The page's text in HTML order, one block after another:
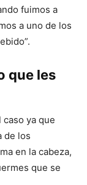
fuimos a
a uno de los
que les
ya que
de los
en la cabeza,
que se